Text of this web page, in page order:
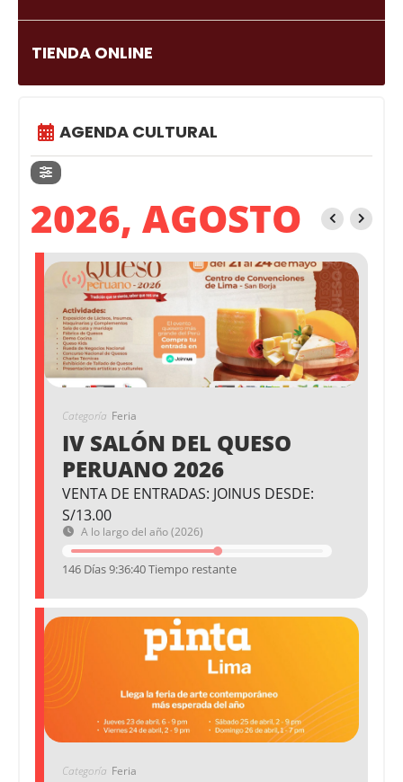
TIENDA ONLINE
AGENDA CULTURAL
2026, AGOSTO
Categoría Feria
IV SALÓN DEL QUESO
PERUANO 2026
VENTA DE ENTRADAS: JOINUS DESDE:
S/13.00
A lo largo del año (2026)
146 Días 9:36:40 Tiempo restante
Categoría Feria